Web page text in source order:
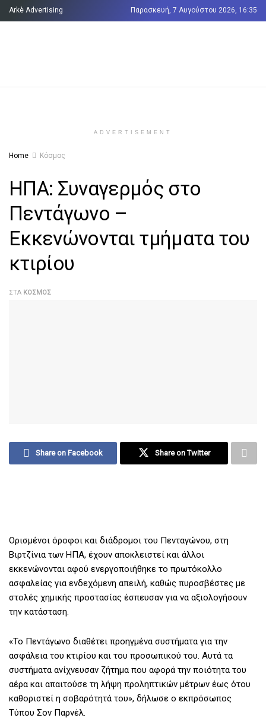
Arkè Advertising Παρασκευή, 7 Αυγούστου 2026, 16:35
ADVERTISEMENT
Home Κόσμος
ΗΠΑ: Συναγερμός στο
Πεντάγωνο –
Εκκενώνονται τμήματα του
κτιρίου
ΣΤΑ ΚΌΣΜΟΣ
Share on Facebook Share on Twitter
Ορισμένοι όροφοι και διάδρομοι του Πενταγώνου, στη
Βιρτζίνια των ΗΠΑ, έχουν αποκλειστεί και άλλοι
εκκενώνονται αφού ενεργοποιήθηκε το πρωτόκολλο
ασφαλείας για ενδεχόμενη απειλή, καθώς πυροσβέστες με
στολές χημικής προστασίας έσπευσαν για να αξιολογήσουν
την κατάσταση.
«Το Πεντάγωνο διαθέτει προηγμένα συστήματα για την
ασφάλεια του κτιρίου και του προσωπικού του. Αυτά τα
συστήματα ανίχνευσαν ζήτημα που αφορά την ποιότητα του
αέρα και απαιτούσε τη λήψη προληπτικών μέτρων έως ότου
καθοριστεί η σοβαρότητά του», δήλωσε ο εκπρόσωπος
Τύπου Σον Παρνέλ.